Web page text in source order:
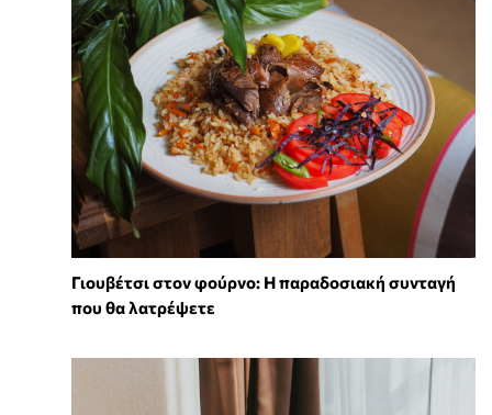
Γιουβέτσι στον φούρνο: Η παραδοσιακή συνταγή
που θα λατρέψετε